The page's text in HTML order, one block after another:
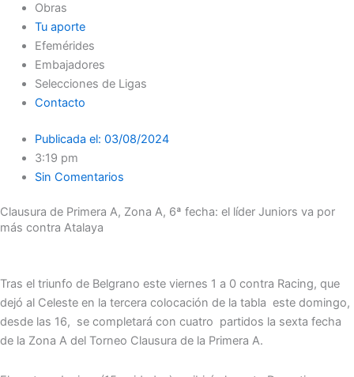
Obras
Tu aporte
Efemérides
Embajadores
Selecciones de Ligas
Contacto
Publicada el: 03/08/2024
3:19 pm
Sin Comentarios
Clausura de Primera A, Zona A, 6ª fecha: el líder Juniors va por
más contra Atalaya
Tras el triunfo de Belgrano este viernes 1 a 0 contra Racing, que
dejó al Celeste en la tercera colocación de la tabla este domingo,
desde las 16, se completará con cuatro partidos la sexta fecha
de la Zona A del Torneo Clausura de la Primera A.